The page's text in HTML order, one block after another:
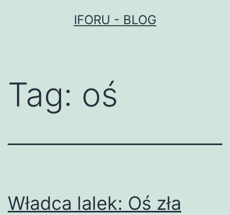
IFORU - BLOG
Tag: oś
Władca lalek: Oś zła